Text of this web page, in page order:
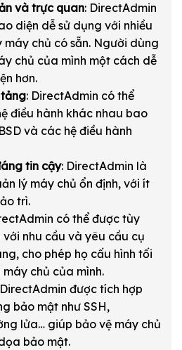
và trực quan: DirectAdmin
diện dễ sử dụng với nhiều
máy chủ có sẵn. Người dùng
chủ của mình một cách dễ
hơn.
tảng: DirectAdmin có thể
điều hành khác nhau bao
và các hệ điều hành
tin cậy: DirectAdmin là
lý máy chủ ổn định, với ít
trì.
có thể được tùy
với nhu cầu và yêu cầu cụ
cho phép họ cấu hình tối
chủ của mình.
được tích hợp
bảo mật như SSH,
lửa… giúp bảo vệ máy chủ
bảo mật.